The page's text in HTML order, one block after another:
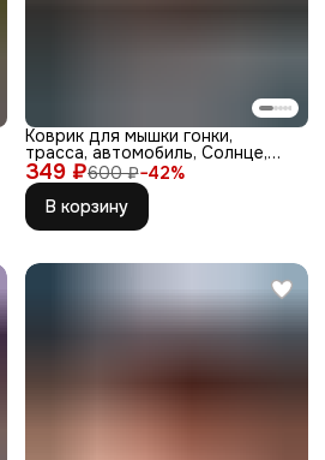
349 ₽600 ₽−42%
Коврик для мышки гонки,
трасса, автомобиль, Солнце,
адренали
В корзину